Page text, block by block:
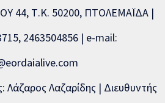
44, Τ.Κ. 50200, ΠΤΟΛΕΜΑΪΔΑ |
2463504856 | e-mail:
Λαζαρίδης | Διευθυντής